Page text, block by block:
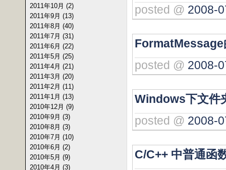
2011年10月 (2)
2011年9月 (13)
2011年8月 (40)
2011年7月 (31)
2011年6月 (22)
2011年5月 (25)
2011年4月 (21)
2011年3月 (20)
2011年2月 (11)
2011年1月 (13)
2010年12月 (9)
2010年9月 (3)
2010年8月 (3)
2010年7月 (10)
2010年6月 (2)
2010年5月 (9)
2010年4月 (3)
posted @ 2008-
FormatMessage
posted @ 2008-
Windows下文件
posted @ 2008-
C/C++ 中普通函